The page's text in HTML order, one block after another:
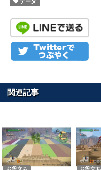
データ
関連記事
お役立ち お役立ち